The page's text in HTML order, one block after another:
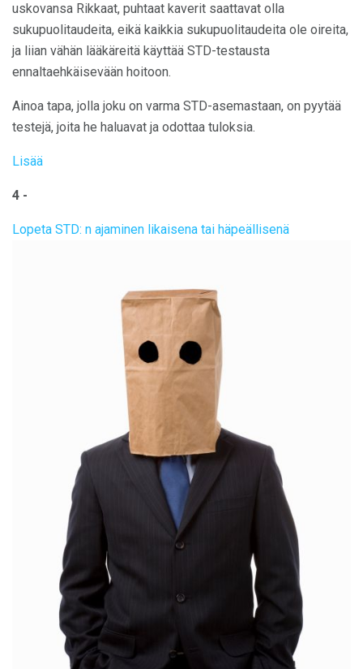
uskovansa Rikkaat, puhtaat kaverit saattavat olla
sukupuolitaudeita, eikä kaikkia sukupuolitaudeita ole oireita,
ja liian vähän lääkäreitä käyttää STD-testausta
ennaltaehkäisevään hoitoon.
Ainoa tapa, jolla joku on varma STD-asemastaan, on pyytää
testejä, joita he haluavat ja odottaa tuloksia.
Lisää
4 -
Lopeta STD: n ajaminen likaisena tai häpeällisenä